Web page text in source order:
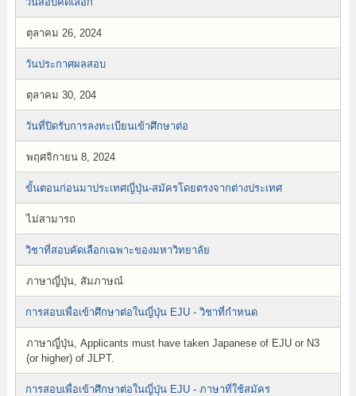
ตุลาคม 26, 2024
วันประกาศผลสอบ
ตุลาคม 30, 204
วันที่ปิดรับการลงทะเบียนเข้าศึกษาต่อ
พฤศจิกายน 8, 2024
ขั้นตอนก่อนมาประเทศญี่ปุ่น-สมัครโดยตรงจากต่างประเทศ
ไม่สามารถ
วิชาที่สอบคัดเลือกเฉพาะของมหาวิทยาลัย
ภาษาญี่ปุ่น, สัมภาษณ์
การสอบเพื่อเข้าศึกษาต่อในญี่ปุ่น EJU - วิชาที่กำหนด
ภาษาญี่ปุ่น, Applicants must have taken Japanese of EJU or N3
(or higher) of JLPT.
การสอบเพื่อเข้าศึกษาต่อในญี่ปุ่น EJU - ภาษาที่ใช้สมัคร